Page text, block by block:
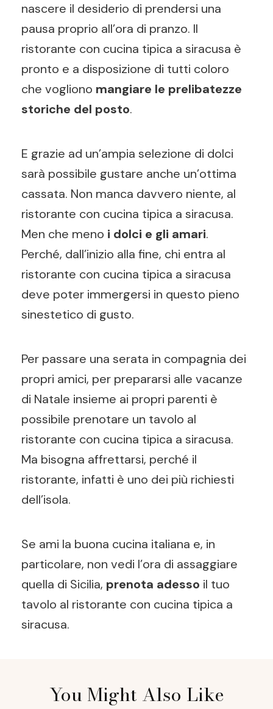
nascere il desiderio di prendersi una
pausa proprio all’ora di pranzo. Il
ristorante con cucina tipica a siracusa è
pronto e a disposizione di tutti coloro
che vogliono mangiare le prelibatezze
storiche del posto.
E grazie ad un’ampia selezione di dolci
sarà possibile gustare anche un’ottima
cassata. Non manca davvero niente, al
ristorante con cucina tipica a siracusa.
Men che meno i dolci e gli amari.
Perché, dall’inizio alla fine, chi entra al
ristorante con cucina tipica a siracusa
deve poter immergersi in questo pieno
sinestetico di gusto.
Per passare una serata in compagnia dei
propri amici, per prepararsi alle vacanze
di Natale insieme ai propri parenti è
possibile prenotare un tavolo al
ristorante con cucina tipica a siracusa.
Ma bisogna affrettarsi, perché il
ristorante, infatti è uno dei più richiesti
dell’isola.
Se ami la buona cucina italiana e, in
particolare, non vedi l’ora di assaggiare
quella di Sicilia, prenota adesso il tuo
tavolo al ristorante con cucina tipica a
siracusa.
Navigation
You Might Also Like